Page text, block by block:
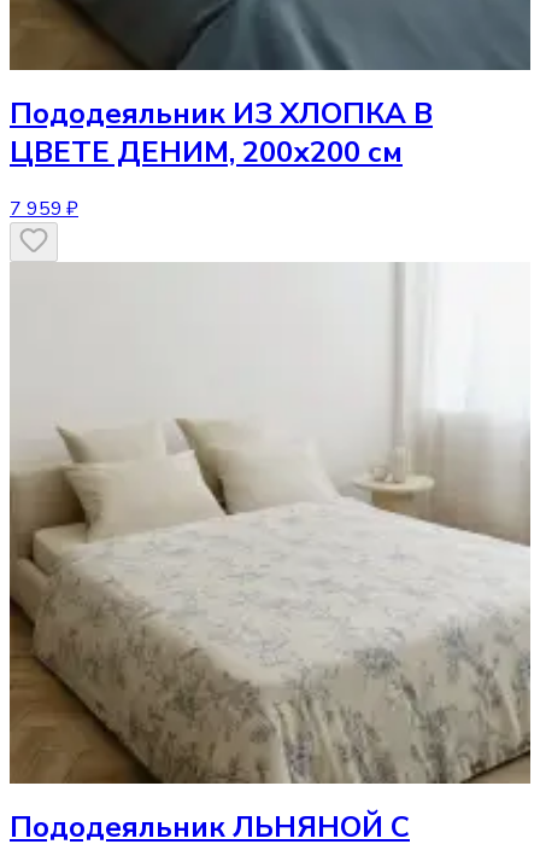
Пододеяльник ИЗ ХЛОПКА В
ЦВЕТЕ ДЕНИМ, 200х200 см
7 959 ₽
ПододеяльникЛЬНЯНОЙ С